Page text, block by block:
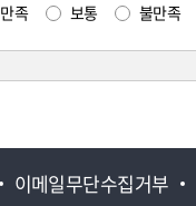
만족 보통 불만족
이메일무단수집거부